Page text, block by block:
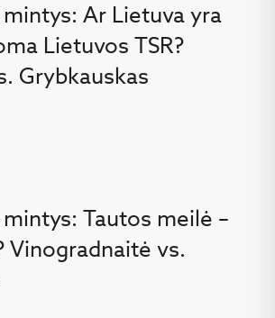
Ar Lietuva yra
Lietuvos TSR?
Grybkauskas
Tautos meilė –
Vinogradnaitė vs.